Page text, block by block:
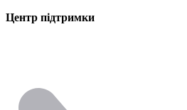
Центр підтримки